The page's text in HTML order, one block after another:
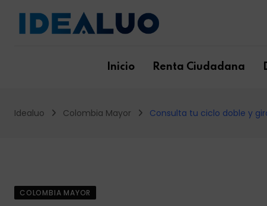
content
Inicio Renta Ciudadana
Idealuo Colombia Mayor Consulta tu ciclo doble y
COLOMBIA MAYOR